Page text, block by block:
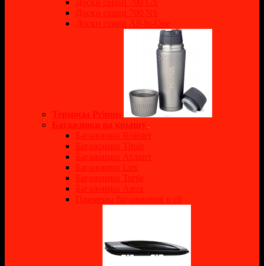
Доски серии 700 NS
Доски серии All-In-One
Термосы Primus
Багажники на крышу
Багажники Rollster
Багажники Thule
Багажники Атлант
Багажники Lux
Багажники Turtle
Багажники Atera
Примеры багажников в сб